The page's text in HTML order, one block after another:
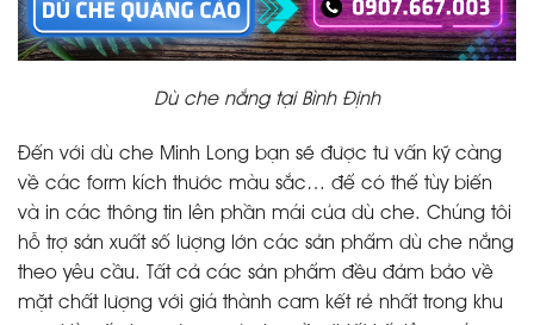
Dù che nắng tại Bình Định
Đến với dù che Minh Long bạn sẽ được tư vấn kỹ càng
về các form kích thước màu sắc… để có thể tùy biến
và in các thông tin lên phần mái của dù che. Chúng tôi
hỗ trợ sản xuất số lượng lớn các sản phẩm dù che nắng
theo yêu cầu. Tất cả các sản phẩm đều đảm bảo về
mặt chất lượng với giá thành cam kết rẻ nhất trong khu